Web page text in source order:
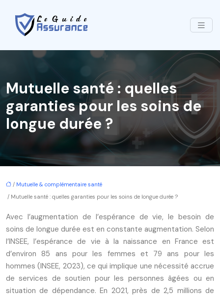
Mutuelle santé : quelles
garanties pour les soins de
longue durée ?
/ Mutuelle & complémentaire santé
/ Mutuelle santé : quelles garanties pour les soins de longue durée ?
Avec l’augmentation de l’espérance de vie, le besoin de
soins de longue durée est en constante augmentation. Selon
l’INSEE, l’espérance de vie à la naissance en France est
d’environ 85 ans pour les femmes et 79 ans pour les
hommes (INSEE, 2023), ce qui implique une nécessité accrue
de services de soutien pour les personnes âgées ou en
situation de dépendance. En 2021, près de 2,5 millions de